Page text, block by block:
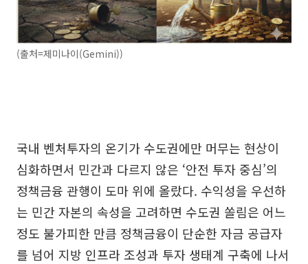
(출처=제미나이(Gemini))
국내 벤처투자의 온기가 수도권에만 머무는 현상이
심화하면서 민간과 다르지 않은 ‘안전 투자 중심’의
정책금융 관행이 도마 위에 올랐다. 수익성을 우선하
는 민간 자본의 속성을 고려하면 수도권 쏠림은 어느
정도 불가피한 만큼 정책금융이 단순한 자금 공급자
를 넘어 지방 인프라 조성과 투자 생태계 구축에 나서